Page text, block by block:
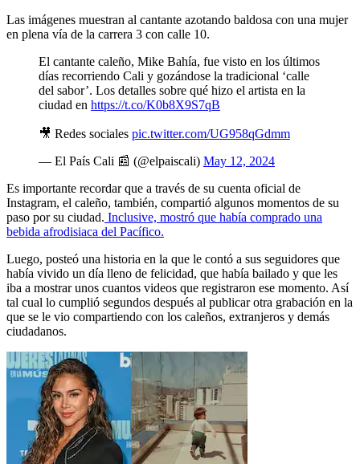
Las imágenes muestran al cantante azotando baldosa con una mujer
en plena vía de la carrera 3 con calle 10.
El cantante caleño, Mike Bahía, fue visto en los últimos
días recorriendo Cali y gozándose la tradicional ‘calle
del sabor’. Los detalles sobre qué hizo el artista en la
ciudad en https://t.co/K0b8X9S7qB
🎥 Redes sociales pic.twitter.com/UG958qGdmm
— El País Cali 📰 (@elpaiscali) May 12, 2024
Es importante recordar que a través de su cuenta oficial de
Instagram, el caleño, también, compartió algunos momentos de su
paso por su ciudad. Inclusive, mostró que había comprado una
bebida afrodisiaca del Pacífico.
Luego, posteó una historia en la que le contó a sus seguidores que
había vivido un día lleno de felicidad, que había bailado y que les
iba a mostrar unos cuantos videos que registraron ese momento. Así
tal cual lo cumplió segundos después al publicar otra grabación en la
que se le vio compartiendo con los caleños, extranjeros y demás
ciudadanos.